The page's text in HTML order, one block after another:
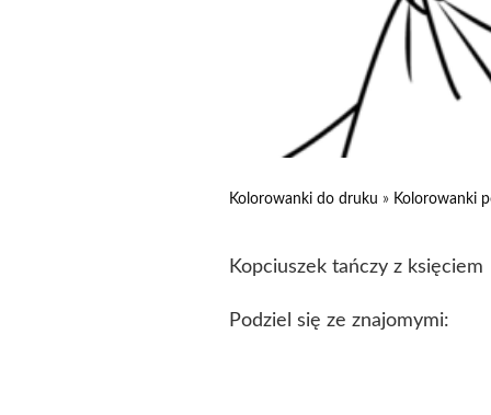
Kolorowanki do druku » Kolorowanki
Kopciuszek tańczy z księciem
Podziel się ze znajomymi: